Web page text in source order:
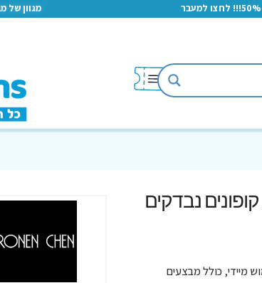
מגוון של
נבדקים
מיידי, כולל מבצעים